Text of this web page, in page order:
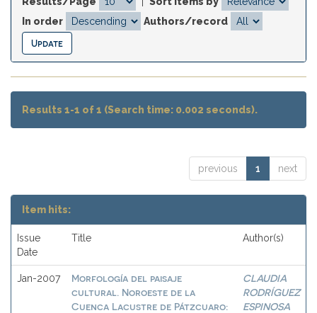
In order
Authors/record
Results 1-1 of 1 (Search time: 0.002 seconds).
previous 1 next
Item hits:
Issue
Date
Title Author(s)
Jan-2007
Morfología del paisaje
cultural. Noroeste de la
Cuenca Lacustre de Pátzcuaro:
CLAUDIA
RODRÍGUEZ
ESPINOSA